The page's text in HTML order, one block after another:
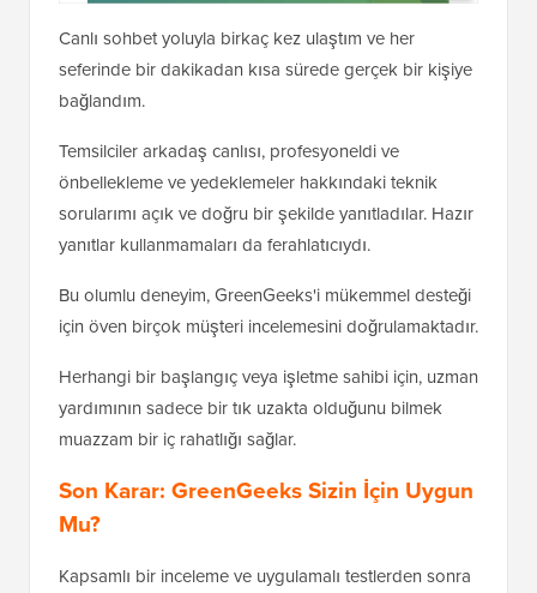
Canlı sohbet yoluyla birkaç kez ulaştım ve her
seferinde bir dakikadan kısa sürede gerçek bir kişiye
bağlandım.
Temsilciler arkadaş canlısı, profesyoneldi ve
önbellekleme ve yedeklemeler hakkındaki teknik
sorularımı açık ve doğru bir şekilde yanıtladılar. Hazır
yanıtlar kullanmamaları da ferahlatıcıydı.
Bu olumlu deneyim, GreenGeeks'i mükemmel desteği
için öven birçok müşteri incelemesini doğrulamaktadır.
Herhangi bir başlangıç ​​veya işletme sahibi için, uzman
yardımının sadece bir tık uzakta olduğunu bilmek
muazzam bir iç rahatlığı sağlar.
Son Karar: GreenGeeks Sizin İçin Uygun
Mu?
Kapsamlı bir inceleme ve uygulamalı testlerden sonra